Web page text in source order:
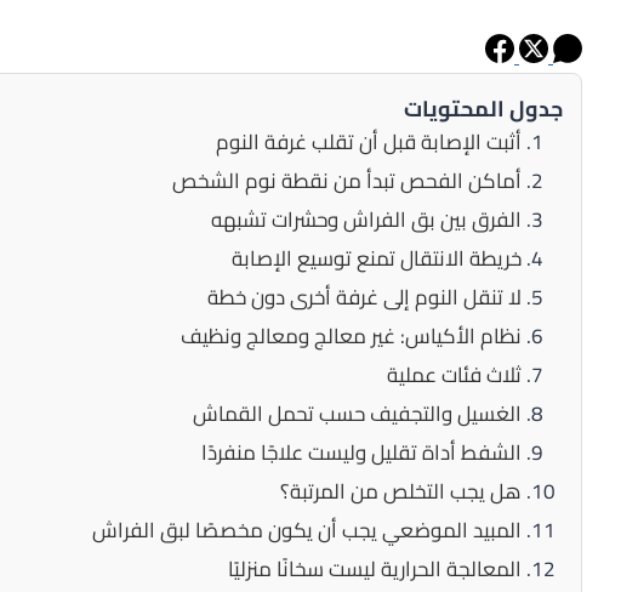
جدول المحتويات
أثبت الإصابة قبل أن تقلب غرفة النوم
أماكن الفحص تبدأ من نقطة نوم الشخص
الفرق بين بق الفراش وحشرات تشبهه
خريطة الانتقال تمنع توسيع الإصابة
لا تنقل النوم إلى غرفة أخرى دون خطة
نظام الأكياس: غير معالج ومعالج ونظيف
ثلاث فئات عملية
الغسيل والتجفيف حسب تحمل القماش
الشفط أداة تقليل وليست علاجًا منفردًا
هل يجب التخلص من المرتبة؟
المبيد الموضعي يجب أن يكون مخصصًا لبق الفراش
المعالجة الحرارية ليست سخانًا منزليًا